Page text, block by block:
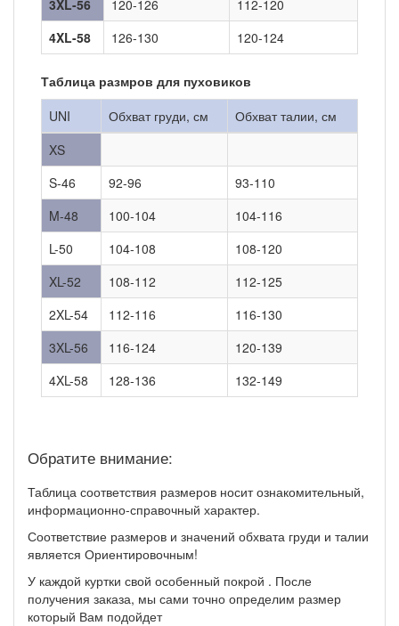
3XL-56
120-126
112-120
4XL-58
126-130 120-124
Таблица размров для пуховиков
UNI
Обхват груди, см
Обхват талии, см
XS
S-46
92-96
93-110
M-48
100-104
104-116
L-50
104-108
108-120
XL-52
108-112
112-125
2XL-54
112-116
116-130
3XL-56
116-124
120-139
4XL-58
128-136 132-149
Обратите внимание:
Таблица соответствия размеров носит ознакомительный,
информационно-справочный характер.
Соответствие размеров и значений обхвата груди и талии
является Ориентировочным!
У каждой куртки свой особенный покрой . После
получения заказа, мы сами точно определим размер
который Вам подойдет